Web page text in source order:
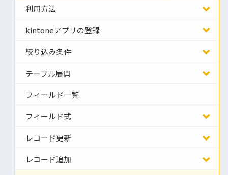
利用方法
kintoneアプリの登録
絞り込み条件
テーブル展開
フィールド一覧
フィールド式
レコード更新
レコード追加